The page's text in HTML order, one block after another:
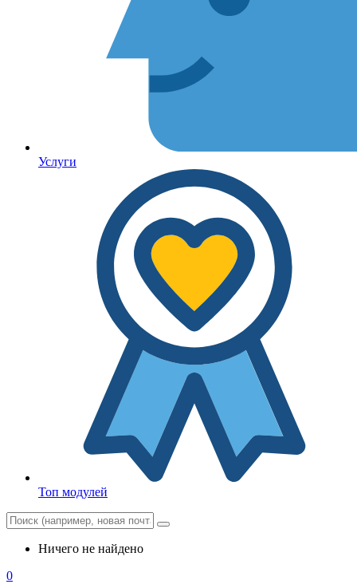
Услуги
Топ модулей
Ничего не найдено
0